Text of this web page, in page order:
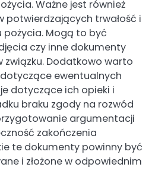
Ważne jest również
potwierdzających trwałość i
pożycia. Mogą to być
czy inne dokumenty
związku. Dodatkowo warto
ewentualnych
dotyczące ich opieki i
braku zgody na rozwód
argumentacji
zakończenia
te dokumenty powinny być
i złożone w odpowiednim